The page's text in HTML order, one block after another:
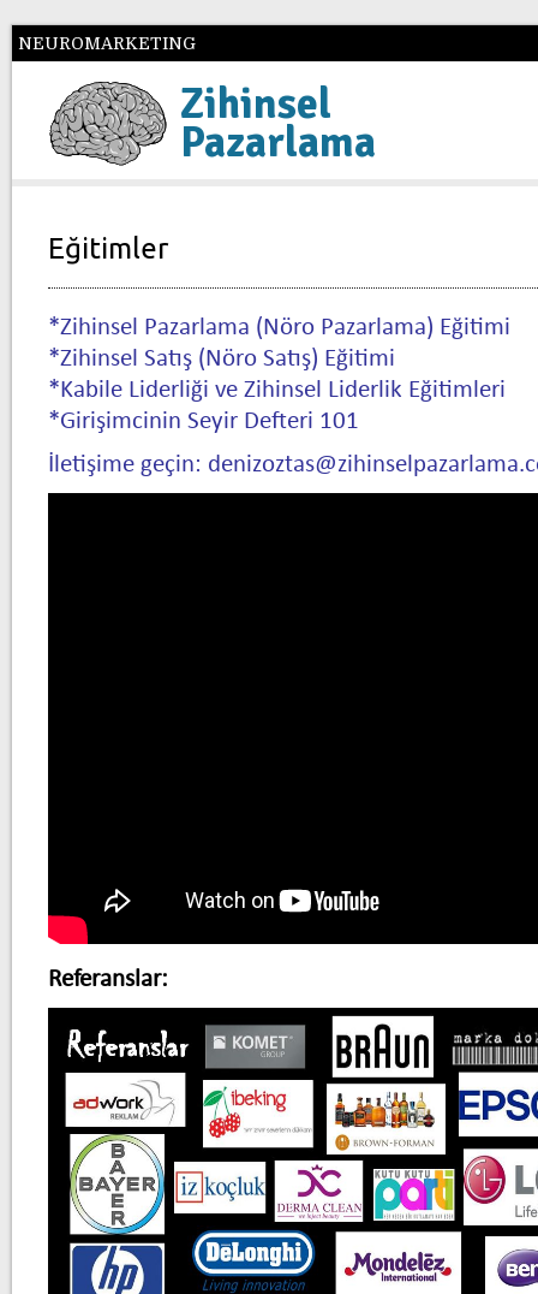
NEUROMARKETING
Zihinsel
Pazarlama
Eğitimler
*Zihinsel Pazarlama (Nöro Pazarlama) Eğitimi
*Zihinsel Satış (Nöro Satış) Eğitimi
*Kabile Liderliği ve Zihinsel Liderlik Eğitimleri
*Girişimcinin Seyir Defteri 101
İletişime geçin:
Referanslar: